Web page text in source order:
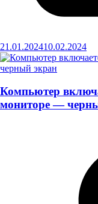
21.01.202410.02.2024
Компьютер
мониторе —